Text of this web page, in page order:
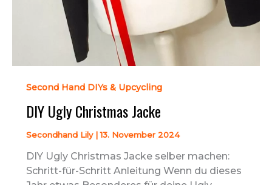
Second Hand DIYs & Upcycling
DIY Ugly Christmas Jacke
Secondhand Lily |13. November 2024
DIY Ugly Christmas Jacke selber machen:
Schritt-für-Schritt Anleitung Wenn du dieses